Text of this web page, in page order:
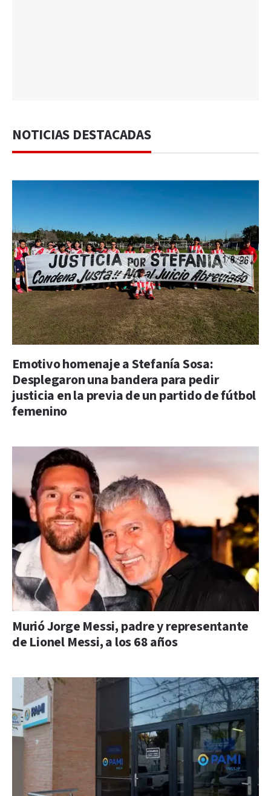
NOTICIAS DESTACADAS
Emotivo homenaje a Stefanía Sosa:
Desplegaron una bandera para pedir
justicia en la previa de un partido de fútbol
femenino
Murió Jorge Messi, padre y representante
de Lionel Messi, a los 68 años